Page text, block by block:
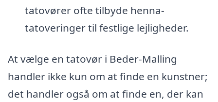
tatovører ofte tilbyde henna-
tatoveringer til festlige lejligheder.
At vælge en tatovør i Beder-Malling
handler ikke kun om at finde en kunstner;
det handler også om at finde en, der kan